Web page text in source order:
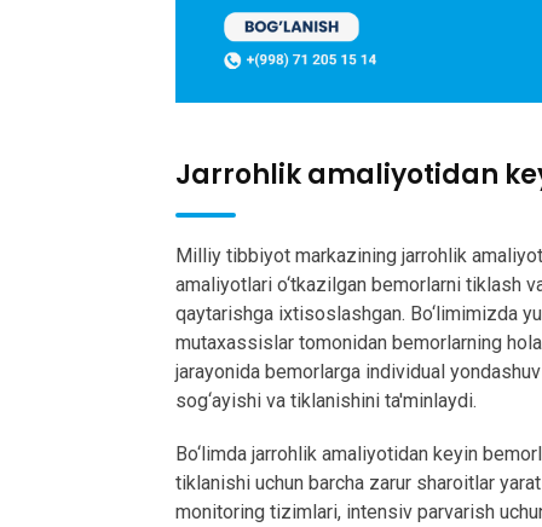
Jarrohlik amaliyotidan
Milliy tibbiyot markazining jarrohlik
amaliyotlari o‘tkazilgan bemorlarni tiklash
qaytarishga ixtisoslashgan. Bo‘limimizda
mutaxassislar tomonidan bemorlarning
jarayonida bemorlarga individual
sog‘ayishi va tiklanishini ta'minlaydi.
Bo‘limda jarrohlik amaliyotidan keyin
tiklanishi uchun barcha zarur sharoitlar
monitoring tizimlari, intensiv parvarish